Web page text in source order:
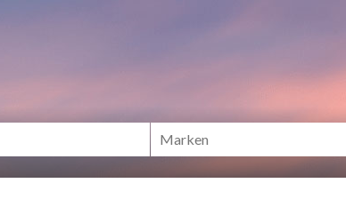
online Shoppen